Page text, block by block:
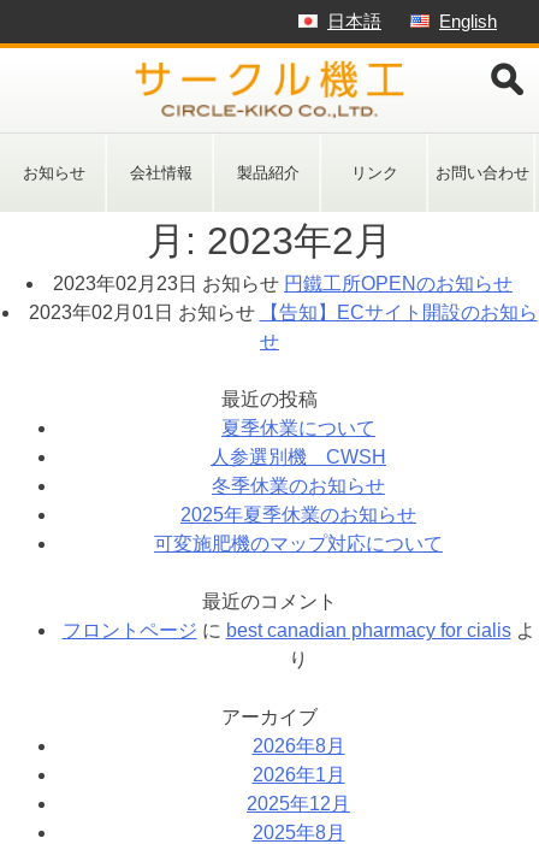
Skip
to
content
English
日本語
お知らせ 会社情報 製品紹介 リンク お問い合わせ
月: 2023年2月
2023年02月23日 お知らせ 円鐵工所OPENのお知らせ
2023年02月01日 お知らせ
【告知】ECサイト開設のお知ら
せ
最近の投稿
夏季休業について
人参選別機 CWSH
冬季休業のお知らせ
2025年夏季休業のお知らせ
可変施肥機のマップ対応について
最近のコメント
フロントページ に best canadian pharmacy for cialisよ
り
アーカイブ
2026年8月
2026年1月
2025年12月
2025年8月